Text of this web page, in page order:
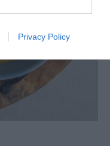
Privacy Policy